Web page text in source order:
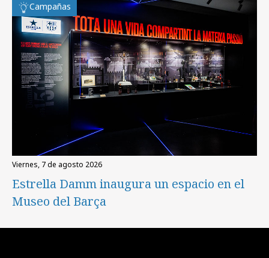
Campañas
viernes, 7 de agosto 2026
Estrella Damm inaugura un espacio en el
Museo del Barça